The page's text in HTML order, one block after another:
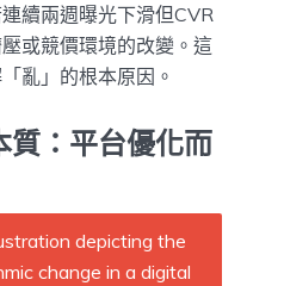
續兩週曝光下滑但CVR
或競價環境的改變。這
亂」的根本原因。
質：平台優化而